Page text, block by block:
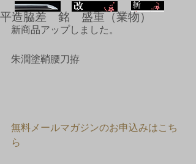
平造脇差 銘 盛重（業物）
新商品アップしました。
朱潤塗鞘腰刀拵
無料メールマガジンのお申込みはこち
ら